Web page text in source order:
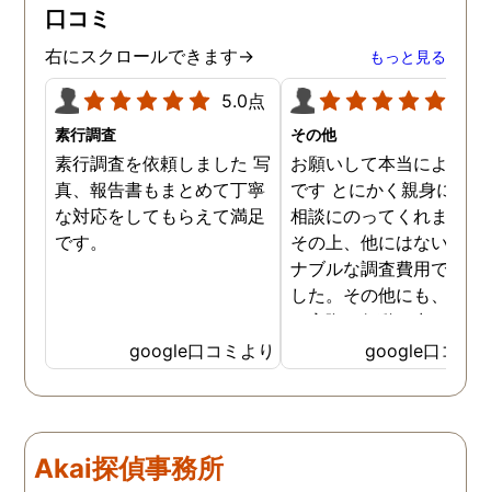
口コミ
右にスクロールできます→ もっと見る
5.0点
素行調査
素行調査を依頼しました 写
真、報告書もまとめて丁寧
な対応をしてもらえて満足
です。
google口コミより
その他
お願いして本当によかっ
です とにかく親身にな
相談にのってくれました
その上、他にはないリー
ナブルな調査費用で済み
した。その他にも、相談
ら実際に行動に出て頂い
のが、スゴく早く問題を
決していただき、大変助
りました。 次回も是非
しろ最初の相談の段階が
google口コミ
Akai探偵事務所